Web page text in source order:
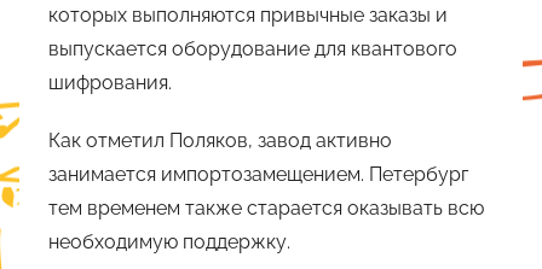
которых выполняются привычные заказы и
выпускается оборудование для квантового
шифрования.
Как отметил Поляков, завод активно
занимается импортозамещением. Петербург
тем временем также старается оказывать всю
необходимую поддержку.